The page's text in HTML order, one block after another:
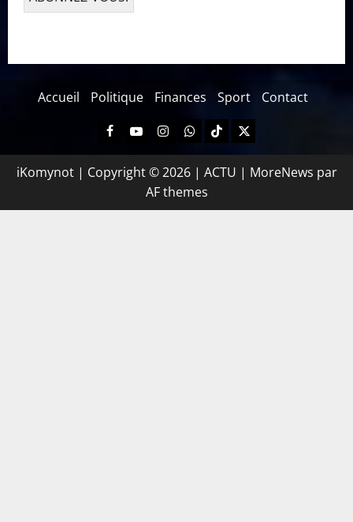
Accueil Politique Finances Sport Contact
iKomynot | Copyright © 2026 | ACTU | MoreNews par
AF themes